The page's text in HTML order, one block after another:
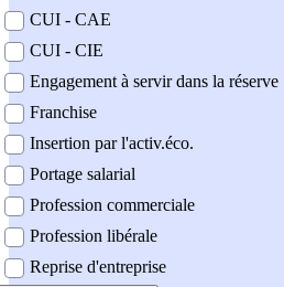
CUI - CAE
CUI - CIE
Engagement à servir dans la réserve
Franchise
Insertion par l'activ.éco.
Portage salarial
Profession commerciale
Profession libérale
Reprise d'entreprise